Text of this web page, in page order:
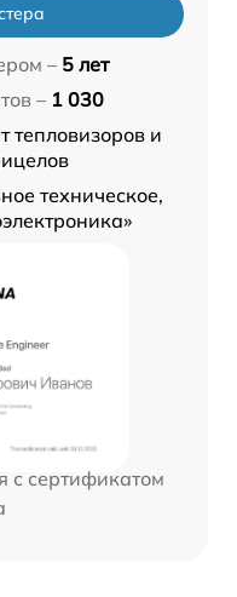
– 5 лет
– 1 030
тепловизоров и
техническое,
с сертификатом